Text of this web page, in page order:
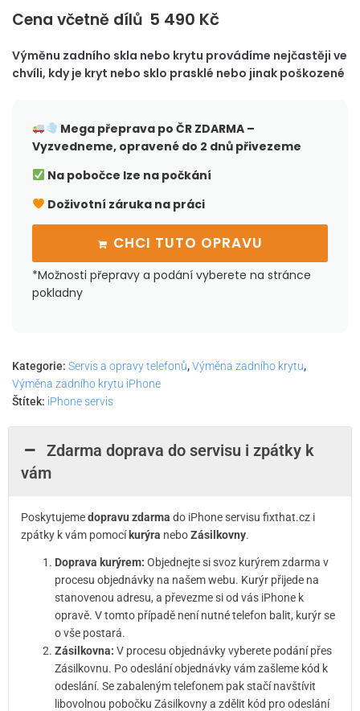
Cena včetně dílů 5 490 Kč
Výměnu zadního skla nebo krytu provádíme nejčastěji ve
chvíli, kdy je kryt nebo sklo prasklé nebo jinak poškozené
Mega přeprava po ČRZDARMA –
Vyzvedneme, opravené do 2 dnů přivezeme
Na pobočce lze na počkání
Doživotní záruka na práci
CHCI TUTO OPRAVU
*Možnosti přepravy a podání vyberete na stránce
pokladny
Kategorie: Servis a opravy telefonů,Výměna zadního krytu,
Výměna zadního krytu iPhone
Štítek: iPhone servis
Zdarma doprava do servisu i zpátky k
vám
Poskytujemedopravu zdarma do iPhone servisu fixthat.cz i
zpátky k vám pomocí kurýra neboZásilkovny.
Doprava kurýrem: Objednejte si svoz kurýrem zdarma v
procesu objednávky na našem webu. Kurýr přijede na
stanovenou adresu, a převezme si od vás iPhone k
opravě. V tomto případě není nutné telefon balit, kurýr se
o vše postará.
Zásilkovna: V procesu objednávky vyberete podání přes
Zásilkovnu. Po odeslání objednávky vám zašleme kód k
odeslání. Se zabaleným telefonem pak stačí navštívit
libovolnou pobočku Zásilkovny a zdělit kód pro odeslání